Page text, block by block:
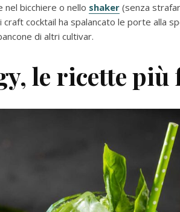
nel bicchiere o nello shaker (senza
cocktail ha spalancato le porte alla
di altri cultivar.
le ricette più